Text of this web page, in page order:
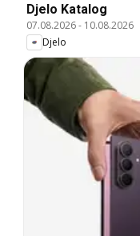
Djelo Katalog
07.08.2026- 10.08.2026
Djelo